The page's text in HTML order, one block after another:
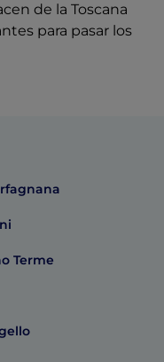
de la Toscana
para pasar los
Terme